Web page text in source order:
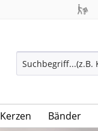
Kerzen Bänder